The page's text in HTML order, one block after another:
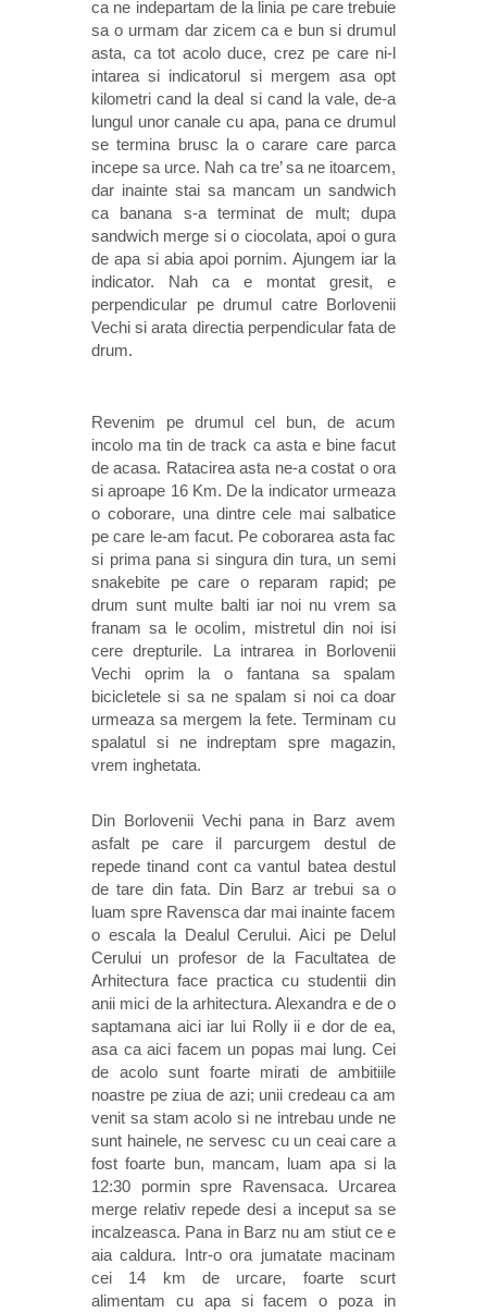
ca ne indepartam de la linia pe care trebuie
sa o urmam dar zicem ca e bun si drumul
asta, ca tot acolo duce, crez pe care ni-l
intarea si indicatorul si mergem asa opt
kilometri cand la deal si cand la vale, de-a
lungul unor canale cu apa, pana ce drumul
se termina brusc la o carare care parca
incepe sa urce. Nah ca tre’ sa ne itoarcem,
dar inainte stai sa mancam un sandwich
ca banana s-a terminat de mult; dupa
sandwich merge si o ciocolata, apoi o gura
de apa si abia apoi pornim. Ajungem iar la
indicator. Nah ca e montat gresit, e
perpendicular pe drumul catre Borlovenii
Vechi si arata directia perpendicular fata de
drum.
Revenim pe drumul cel bun, de acum
incolo ma tin de track ca asta e bine facut
de acasa. Ratacirea asta ne-a costat o ora
si aproape 16 Km. De la indicator urmeaza
o coborare, una dintre cele mai salbatice
pe care le-am facut. Pe coborarea asta fac
si prima pana si singura din tura, un semi
snakebite pe care o reparam rapid; pe
drum sunt multe balti iar noi nu vrem sa
franam sa le ocolim, mistretul din noi isi
cere drepturile. La intrarea in Borlovenii
Vechi oprim la o fantana sa spalam
bicicletele si sa ne spalam si noi ca doar
urmeaza sa mergem la fete. Terminam cu
spalatul si ne indreptam spre magazin,
vrem inghetata.
Din Borlovenii Vechi pana in Barz avem
asfalt pe care il parcurgem destul de
repede tinand cont ca vantul batea destul
de tare din fata. Din Barz ar trebui sa o
luam spre Ravensca dar mai inainte facem
o escala la Dealul Cerului. Aici pe Delul
Cerului un profesor de la Facultatea de
Arhitectura face practica cu studentii din
anii mici de la arhitectura. Alexandra e de o
saptamana aici iar lui Rolly ii e dor de ea,
asa ca aici facem un popas mai lung. Cei
de acolo sunt foarte mirati de ambitiile
noastre pe ziua de azi; unii credeau ca am
venit sa stam acolo si ne intrebau unde ne
sunt hainele, ne servesc cu un ceai care a
fost foarte bun, mancam, luam apa si la
12:30 pormin spre Ravensaca. Urcarea
merge relativ repede desi a inceput sa se
incalzeasca. Pana in Barz nu am stiut ce e
aia caldura. Intr-o ora jumatate macinam
cei 14 km de urcare, foarte scurt
alimentam cu apa si facem o poza in